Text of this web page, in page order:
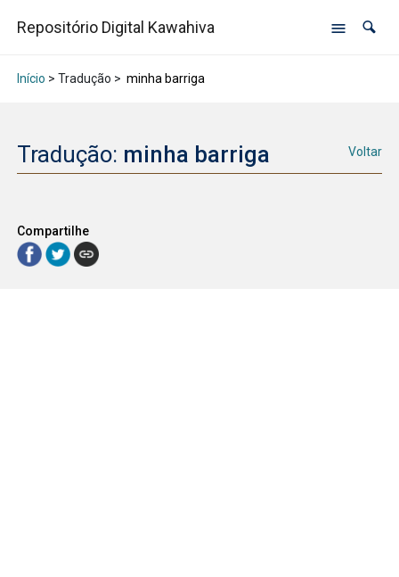
Repositório Digital Kawahiva
Início > Tradução > minha barriga
Tradução: minha barriga Voltar
Compartilhe